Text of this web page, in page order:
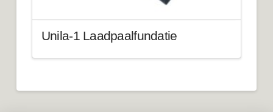
Unila-1 Laadpaalfundatie